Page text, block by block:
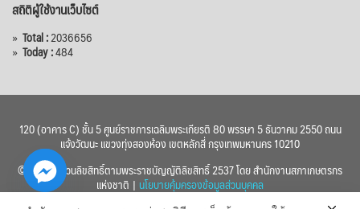
สถิติผู้ใช้งานเว็บไซต์
» Total :2036656
» Today :484
120 (อาคาร C) ชั้น 5 ศูนย์ราชการเฉลิมพระเกียรติ 80 พรรษา 5 ธันวาคม 2550 ถนน
แจ้งวัฒนะ แขวงทุ่งสองห้อง เขตหลักสี่ กรุงเทพมหานคร 10210
© 2560 สงวนลิขสิทธิ์ตามพระราชบัญญัติลิขสิทธิ์ 2537 โดย สำนักงานสภาเกษตรกร
แห่งชาติ | นโยบายคุ้มครองข้อมูลส่วนบุคคล